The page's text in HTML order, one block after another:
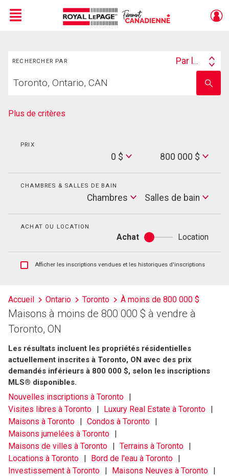
Menu
RECHERCHER PAR
Search
Par lieu
votre
nom
Plus de critères
PRIX
0 $
Max
Price
800 000 $
CHAMBRES & SALLES DE BAIN
Chambres
Salles
de
Salles de bain
ACHAT OU LOCATION
Achat
Achat
ou
location
Location
Afficher
et
les
historiques
d'inscriptions
Afficher les inscriptions vendues et les historiques d'inscriptions
Accueil Ontario Toronto À moins de 800 000 $
Maisons à moins de 800 000 $ à vendre à
Toronto, ON
Les résultats incluent les propriétés résidentielles
actuellement inscrites à Toronto, ON avec des prix
demandés inférieurs à 800 000 $, selon les inscriptions
MLS® disponibles.
Nouvelles inscriptions à Toronto
Visites libres à Toronto
Luxury Real Estate à Toronto
Maisons à Toronto
Condos à Toronto
Maisons jumelées à Toronto
Maisons de villes à Toronto
Terrains à Toronto
Locations à Toronto
Bord de l'eau à Toronto
Investissement à Toronto
Maisons Neuves à Toronto